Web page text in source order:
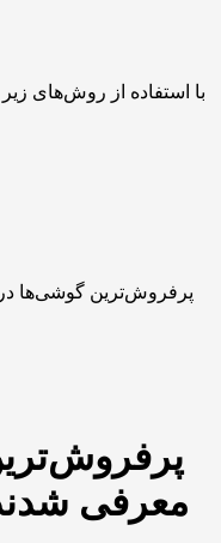
با استفاده از روش‌های
پرفروش‌ترین گوشی‌ها
معرفی